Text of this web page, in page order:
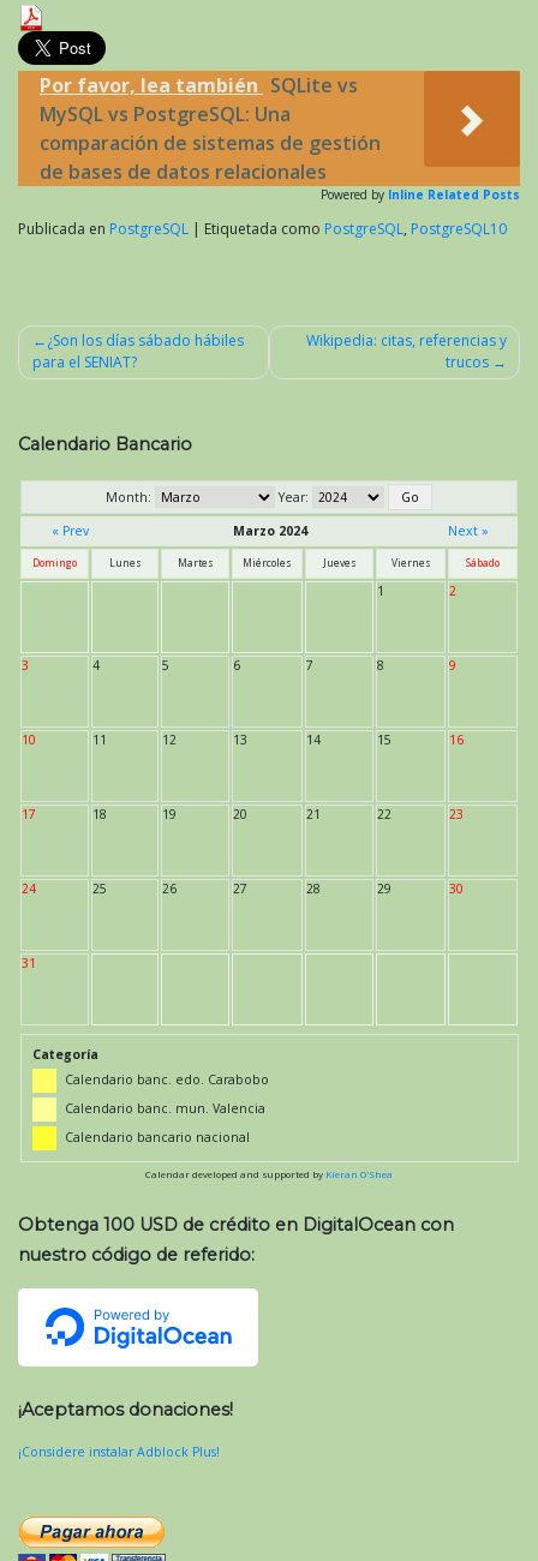
Por favor, lea también SQLite vs
MySQL vs PostgreSQL: Una
comparación de sistemas de gestión
de bases de datos relacionales
Powered by Inline Related Posts
Publicada en PostgreSQL | Etiquetada como PostgreSQL, PostgreSQL10
Navegación
entradas
¿Son los días sábado hábiles
para el SENIAT?
Wikipedia: citas, referencias y
trucos
Calendario Bancario
Month:
Year:
« Prev
Marzo 2024 Next »
Domingo Lunes Martes Miércoles Jueves Viernes Sábado
1 2
3 4 5 6 7 8 9
10 11 12 13 14 15 16
17 18 19 20 21 22 23
24 25 26 27 28 29 30
31
Categoría
Calendario banc. edo. Carabobo
Calendario banc. mun. Valencia
Calendario bancario nacional
Calendar developed and supported by Kieran O'Shea
Obtenga 100 USD de crédito en DigitalOcean con
nuestro código de referido:
¡Aceptamos donaciones!
¡Considere instalar Adblock Plus!